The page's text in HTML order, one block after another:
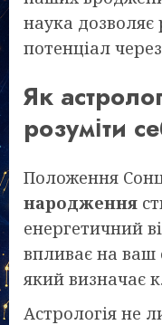
наука
потенціал
Як
розуміти
Положення
народження
енергетичний
впливає на ваш
який визначає
Астрологія не